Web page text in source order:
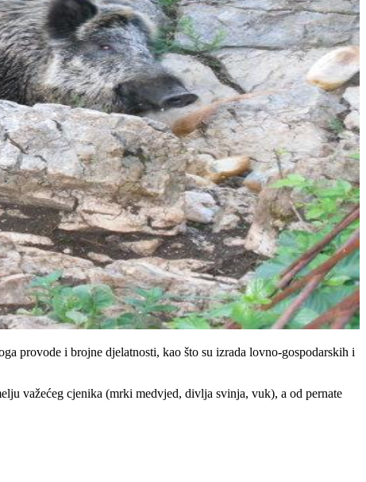
provode i brojne djelatnosti, kao što su izrada lovno-gospodarskih i
važećeg cjenika (mrki medvjed, divlja svinja, vuk), a od pernate